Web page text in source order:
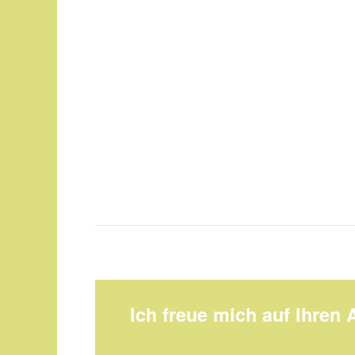
Ich freue mich auf Ihren